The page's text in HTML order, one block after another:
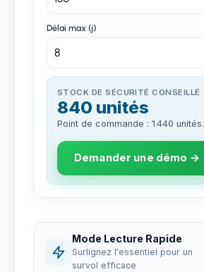
Délai max (j)
STOCK DE SÉCURITÉ CONSEILLÉ
840 unités
Point de commande : 1 440 unités.
Demander une démo →
Mode Lecture Rapide
Surlignez l'essentiel pour un
survol efficace